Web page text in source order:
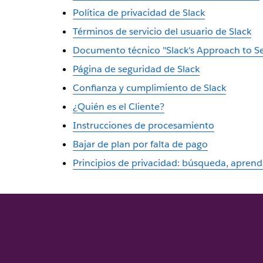
Política de privacidad de Slack
Términos de servicio del usuario de Slack
Documento técnico "Slack's Approach to
Página de seguridad de Slack
Confianza y cumplimiento de Slack
¿Quién es el Cliente?
Instrucciones de procesamiento
Bajar de plan por falta de pago
Principios de privacidad: búsqueda,